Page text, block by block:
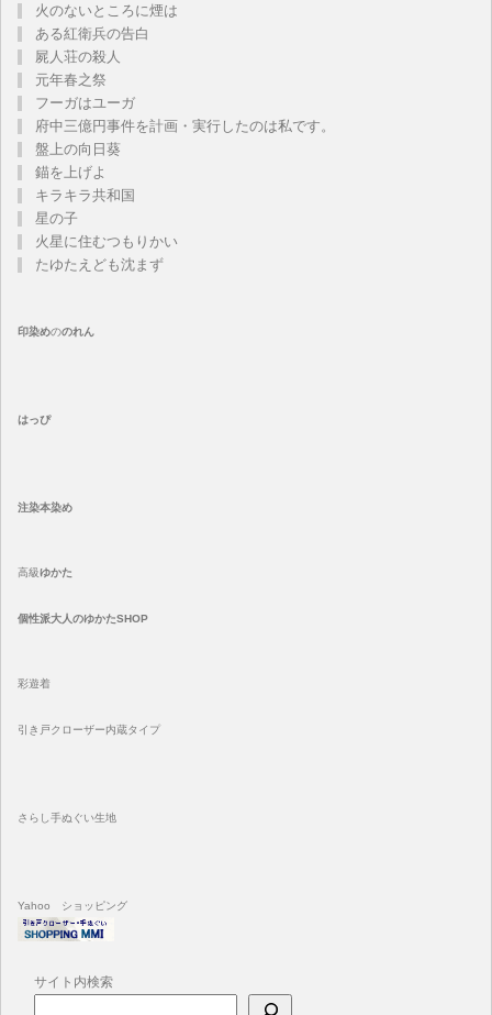
火のないところに煙は
ある紅衛兵の告白
屍人荘の殺人
元年春之祭
フーガはユーガ
府中三億円事件を計画・実行したのは私です。
盤上の向日葵
錨を上げよ
キラキラ共和国
星の子
火星に住むつもりかい
たゆたえども沈まず
印染めののれん
はっぴ
注染本染め
高級ゆかた
個性派大人のゆかたSHOP
彩遊着
引き戸クローザー内蔵タイプ
さらし手ぬぐい生地
Yahoo ショッピング
サイト内検索